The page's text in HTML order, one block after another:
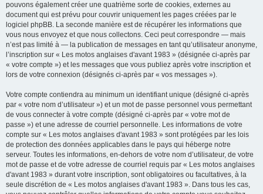
pouvons également créer une quatrième sorte de cookies, externes au
document qui est prévu pour couvrir uniquement les pages créées par le
logiciel phpBB. La seconde manière est de récupérer les informations que
vous nous envoyez et que nous collectons. Ceci peut correspondre — mais
n’est pas limité à — la publication de messages en tant qu’utilisateur anonyme,
l’inscription sur « Les motos anglaises d'avant 1983 » (désignée ci-après par
« votre compte ») et les messages que vous publiez après votre inscription et
lors de votre connexion (désignés ci-après par « vos messages »).
Votre compte contiendra au minimum un identifiant unique (désigné ci-après
par « votre nom d’utilisateur ») et un mot de passe personnel vous permettant
de vous connecter à votre compte (désigné ci-après par « votre mot de
passe ») et une adresse de courriel personnelle. Les informations de votre
compte sur « Les motos anglaises d'avant 1983 » sont protégées par les lois
de protection des données applicables dans le pays qui héberge notre
serveur. Toutes les informations, en-dehors de votre nom d’utilisateur, de votre
mot de passe et de votre adresse de courriel requis par « Les motos anglaises
d'avant 1983 » durant votre inscription, sont obligatoires ou facultatives, à la
seule discrétion de « Les motos anglaises d'avant 1983 ». Dans tous les cas,